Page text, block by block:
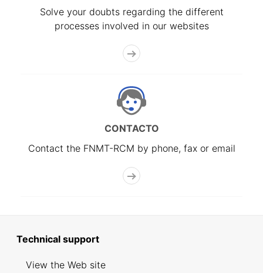
Solve your doubts regarding the different
processes involved in our websites
CONTACTO
Contact the FNMT-RCM by phone, fax or email
Technical support
View the Web site